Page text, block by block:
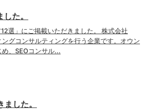
た。
選」にご掲載いただきました。 株式会社
グコンサルティングを行う企業です。オウン
、SEOコンサル...
した。